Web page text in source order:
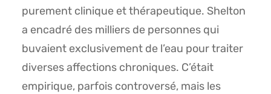
purement clinique et thérapeutique. Shelton
a encadré des milliers de personnes qui
buvaient exclusivement de l’eau pour traiter
diverses affections chroniques. C’était
empirique, parfois controversé, mais les